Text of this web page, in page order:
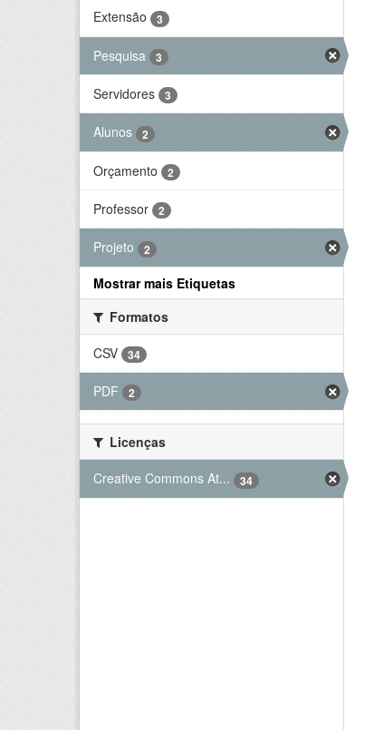
Extensão 3
Pesquisa 3
Servidores 3
Alunos 2
Orçamento 2
Professor 2
Projeto 2
Mostrar mais Etiquetas
Formatos
CSV
34
PDF 2
Licenças
Creative Commons At...
34